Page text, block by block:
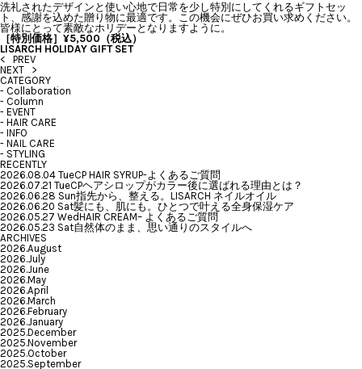
洗礼されたデザインと使い心地で日常を少し特別にしてくれるギフトセッ
ト、感謝を込めた贈り物に最適です。この機会にぜひお買い求めください。
皆様にとって素敵なホリデーとなりますように。
［特別価格］¥5,500（税込）
LISARCH HOLIDAY GIFT SET
< PREV
NEXT >
CATEGORY
- Collaboration
- Column
- EVENT
- HAIR CARE
- INFO
- NAIL CARE
- STYLING
RECENTLY
2026.08.04 TueCP HAIR SYRUP-よくあるご質問
2026.07.21 TueCPヘアシロップがカラー後に選ばれる理由とは？
2026.06.28 Sun指先から、整える。LISARCH ネイルオイル
2026.06.20 Sat髪にも、肌にも。ひとつで叶える全身保湿ケア
2026.05.27 WedHAIR CREAM– よくあるご質問
2026.05.23 Sat自然体のまま、思い通りのスタイルへ
ARCHIVES
2026.August
2026.July
2026.June
2026.May
2026.April
2026.March
2026.February
2026.January
2025.December
2025.November
2025.October
2025.September